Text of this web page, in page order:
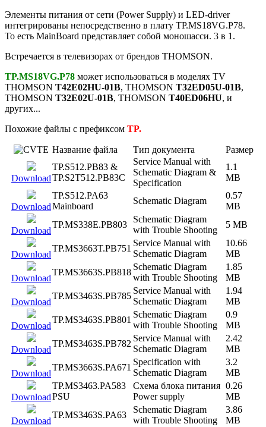
Элементы питания от сети (Power Supply) и LED-driver
интегрированы непосредственно в плату TP.MS18VG.P78.
То есть MainBoard представляет собой моношасси. 3 в 1.
Встречается в телевизорах от брендов THOMSON.
TP.MS18VG.P78 может использоваться в моделях TV
THOMSON T42E02HU-01B, THOMSON T32ED05U-01B,
THOMSON T32E02U-01B, THOMSON T40ED06HU, и
других...
Похожие файлы с префиксом TP.
Название файла Тип документа Размер
Download
TP.S512.PB83 &
TP.S2T512.PB83C
Service Manual with
Schematic Diagram &
Specification
1.1
MB
Download
TP.S512.PA63
Mainboard
Schematic Diagram
0.57
MB
Download
TP.MS338E.PB803
Schematic Diagram
with Trouble Shooting
5 MB
Download
TP.MS3663T.PB751
Service Manual with
Schematic Diagram
10.66
MB
Download
TP.MS3663S.PB818
Schematic Diagram
with Trouble Shooting
1.85
MB
Download
TP.MS3463S.PB785
Service Manual with
Schematic Diagram
1.94
MB
Download
TP.MS3463S.PB801
Schematic Diagram
with Trouble Shooting
0.9
MB
Download
TP.MS3463S.PB782
Service Manual with
Schematic Diagram
2.42
MB
Download
TP.MS3663S.PA671
Specification with
Schematic Diagram
3.2
MB
Download
TP.MS3463.PA583
PSU
Схема блока питания
Power supply
0.26
MB
Download
TP.MS3463S.PA63
Schematic Diagram
with Trouble Shooting
3.86
MB